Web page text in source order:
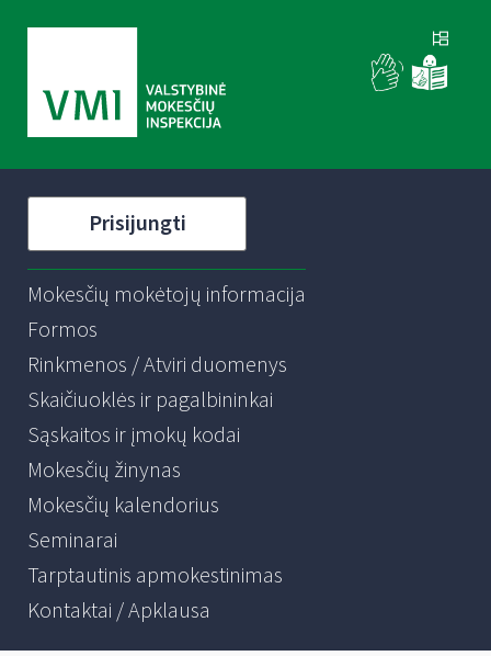
Prisijungti
Mokesčių mokėtojų informacija
Formos
Rinkmenos / Atviri duomenys
Skaičiuoklės ir pagalbininkai
Sąskaitos ir įmokų kodai
Mokesčių žinynas
Mokesčių kalendorius
Seminarai
Tarptautinis apmokestinimas
Kontaktai / Apklausa